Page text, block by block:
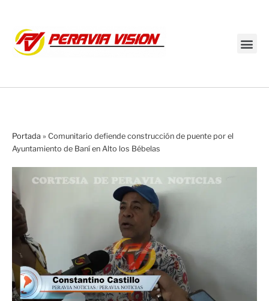
Portada » Comunitario defiende construcción de puente por el
Ayuntamiento de Baní en Alto los Bébelas